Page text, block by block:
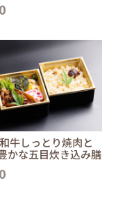
牛しっとり焼肉と
かな五目炊き込み膳